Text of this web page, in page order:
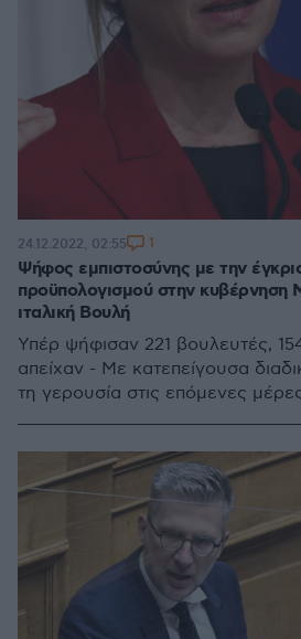
Ψήφος εμπιστοσύνης με την
προϋπολογισμού στην κυβέρνηση
ιταλική Βουλή
Υπέρ ψήφισαν 221 βουλευτές,
απείχαν - Με κατεπείγουσα
τη γερουσία στις επόμενες
24.12.2022, 02:55 1